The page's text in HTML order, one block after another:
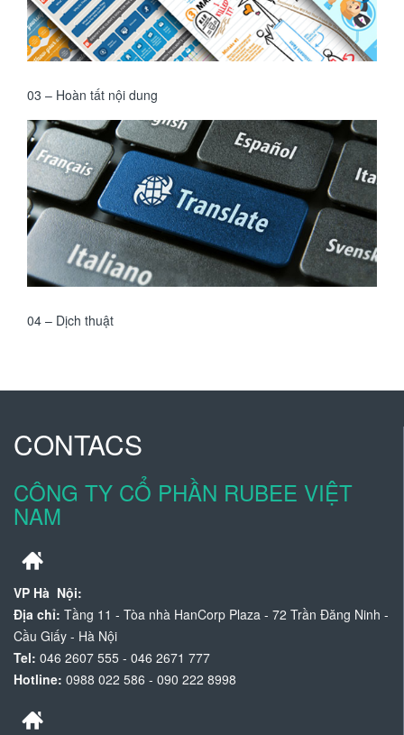
03 – Hoàn tất nội dung
04 – Dịch thuật
CONTACS
CÔNG TY CỔ PHẦN RUBEE VIỆT
NAM
VP Hà Nội:
Địa chỉ: Tầng 11 - Tòa nhà HanCorp Plaza - 72 Trần Đăng Ninh -
Cầu Giấy - Hà Nội
Tel: 046 2607 555 - 046 2671 777
Hotline: 0988 022 586 - 090 222 8998